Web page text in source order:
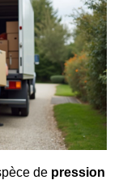
de pression